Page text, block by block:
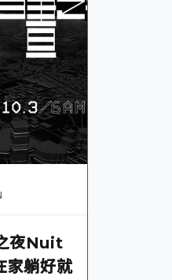
夜Nuit
躺好就